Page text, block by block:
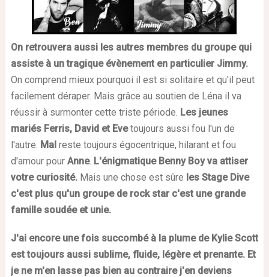
On retrouvera aussi les autres membres du groupe qui
assiste à un tragique évènement en particulier Jimmy.
On comprend mieux pourquoi il est si solitaire et qu'il peut
facilement déraper. Mais grâce au soutien de Léna il va
réussir à surmonter cette triste période. Les jeunes
mariés Ferris, David et Evetoujours aussi fou l'un de
l'autre. Malreste toujours égocentrique, hilarant et fou
d'amour pour Anne. L'énigmatique Benny Boy va attiser
votre curiosité.Mais une chose est sûre les Stage Dive
c'est plus qu'un groupe de rock star c'est une grande
famille soudée et unie.
J'ai encore une fois succombé à la plume de Kylie Scott
est toujours aussi sublime, fluide, légère et prenante. Et
je ne m'en lasse pas bien au contraire j'en deviens